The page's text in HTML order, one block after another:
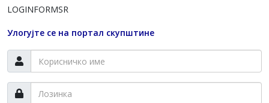
LOGINFORMSR
Улогујте се на портал скупштине